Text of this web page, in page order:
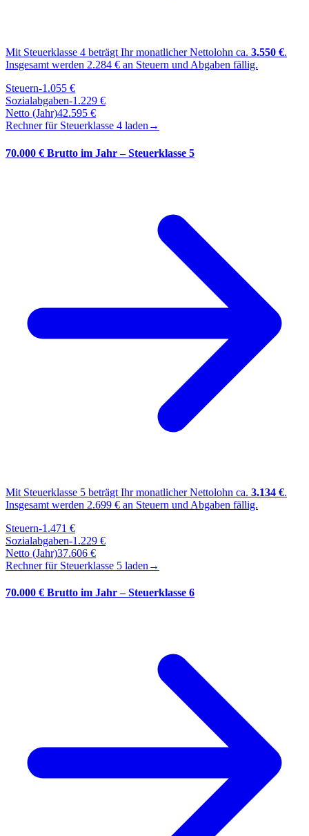
Mit Steuerklasse 4 beträgt Ihr monatlicher Nettolohn ca. 3.550 €.
Insgesamt werden 2.284 € an Steuern und Abgaben fällig.
Steuern-1.055 €
Sozialabgaben-1.229 €
Netto (Jahr)42.595 €
Rechner für Steuerklasse 4 laden →
70.000 € Brutto im Jahr – Steuerklasse 5
Mit Steuerklasse 5 beträgt Ihr monatlicher Nettolohn ca. 3.134 €.
Insgesamt werden 2.699 € an Steuern und Abgaben fällig.
Steuern-1.471 €
Sozialabgaben-1.229 €
Netto (Jahr)37.606 €
Rechner für Steuerklasse 5 laden →
70.000 € Brutto im Jahr – Steuerklasse 6